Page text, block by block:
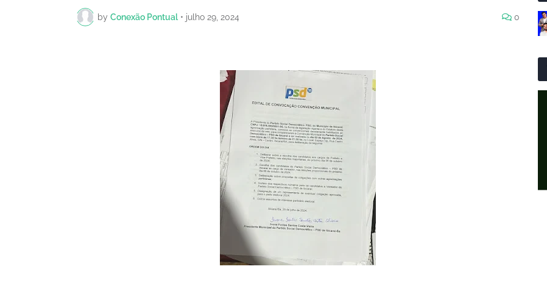
by Conexão Pontual • julho 29, 2024 0